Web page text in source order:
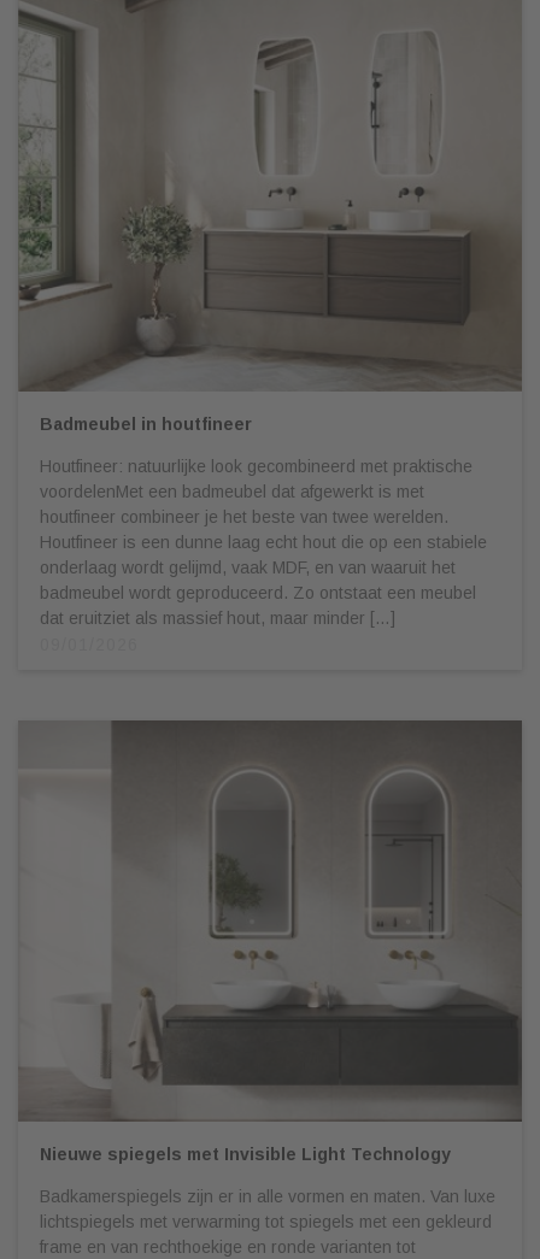
Badmeubel in houtfineer
Houtfineer: natuurlijke look gecombineerd met praktische
voordelenMet een badmeubel dat afgewerkt is met
houtfineer combineer je het beste van twee werelden.
Houtfineer is een dunne laag echt hout die op een stabiele
onderlaag wordt gelijmd, vaak MDF, en van waaruit het
badmeubel wordt geproduceerd. Zo ontstaat een meubel
dat eruitziet als massief hout, maar minder […]
Nieuwe spiegels met Invisible Light Technology
Badkamerspiegels zijn er in alle vormen en maten. Van luxe
lichtspiegels met verwarming tot spiegels met een gekleurd
frame en van rechthoekige en ronde varianten tot